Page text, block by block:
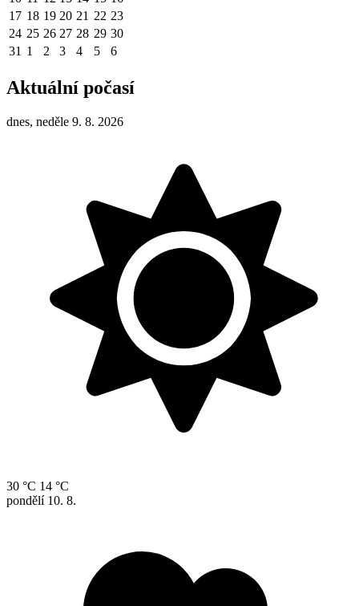
17 18 19 20 21 22 23
24 25 26 27 28 29 30
31 1 2 3 4 5 6
Aktuální počasí
dnes, neděle 9. 8. 2026
30 °C 14 °C
pondělí 10. 8.